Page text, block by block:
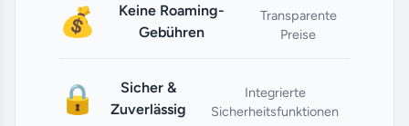
💰
Keine Roaming-
Gebühren
Transparente
Preise
🔒
Sicher &
Zuverlässig
Integrierte
Sicherheitsfunktionen